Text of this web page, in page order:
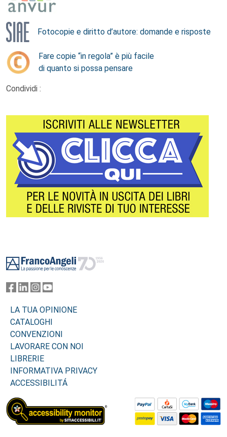
Fotocopie e diritto d’autore: domande e risposte
Fare copie “in regola” è più facile
di quanto si possa pensare
Condividi :
LA TUA OPINIONE
CATALOGHI
CONVENZIONI
LAVORARE CON NOI
LIBRERIE
INFORMATIVA PRIVACY
ACCESSIBILITÁ